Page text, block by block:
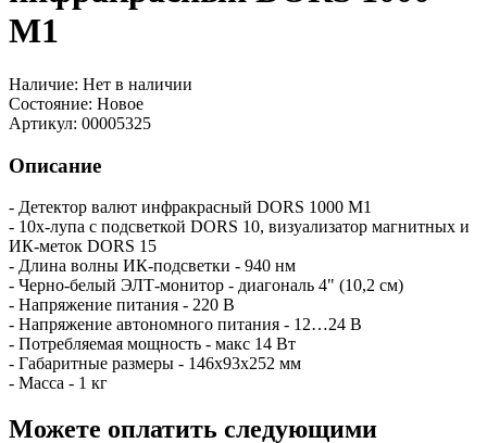
M1
Наличие: Нет в наличии
Состояние: Новое
Артикул: 00005325
Описание
- Детектор валют инфракрасный DORS 1000 M1
- 10x-лупа с подсветкой DORS 10, визуализатор магнитных и
ИК-меток DORS 15
- Длина волны ИК-подсветки - 940 нм
- Черно-белый ЭЛТ-монитор - диагональ 4" (10,2 см)
- Напряжение питания - 220 В
- Напряжение автономного питания - 12…24 В
- Потребляемая мощность - макс 14 Вт
- Габаритные размеры - 146x93x252 мм
- Масса - 1 кг
Можете оплатить следующими